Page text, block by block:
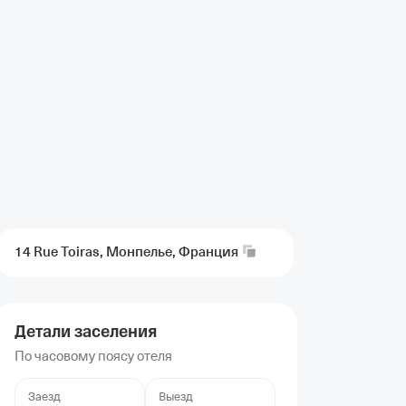
14 Rue Toiras, Монпелье, Франция
Детали заселения
По часовому поясу отеля
Заезд Выезд